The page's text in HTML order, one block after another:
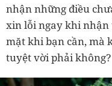
nhận những điều
xin lỗi ngay khi nhận
mặt khi bạn cần, mà
tuyệt vời phải không?